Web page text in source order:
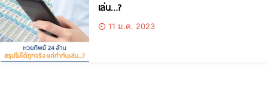
เล่น…?
11 ม.ค. 2023